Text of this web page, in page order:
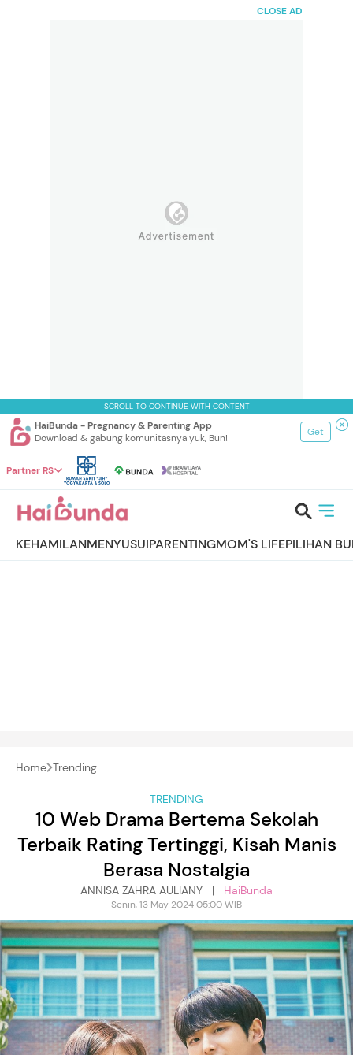
CLOSE AD
SCROLL TO CONTINUE WITH CONTENT
HaiBunda - Pregnancy & Parenting App
Download & gabung komunitasnya yuk, Bun!
Get
Partner RS
KEHAMILANMENYUSUIPARENTINGMOM'S LIFEPILIHAN
Home Trending
TRENDING
10 Web Drama Bertema Sekolah
Terbaik Rating Tertinggi, Kisah Manis
Berasa Nostalgia
ANNISA ZAHRA AULIANY | HaiBunda
Senin, 13 May 2024 05:00 WIB